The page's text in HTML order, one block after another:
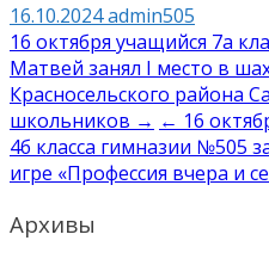
16.10.2024admin505
Навигация
по
записям
16 октября учащийся 7а
Матвей занял I место в
Красносельского района
школьников → ← 16
4б класса гимназии №505
игре «Профессия вчера и
Архивы